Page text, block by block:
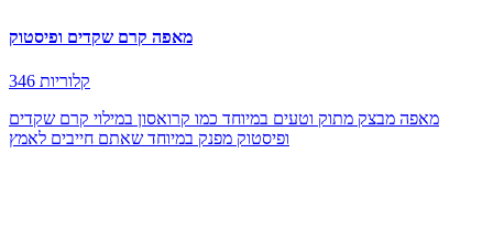
מאפה קרם שקדים ופיסטוק
346 קלוריות
מאפה מבצק מתוק וטעים במיוחד כמו קרואסון במילוי קרם שקדים
ופיסטוק מפנק במיוחד שאתם חייבים לאמץ